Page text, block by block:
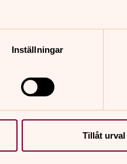
Inställningar
Tillåt urval